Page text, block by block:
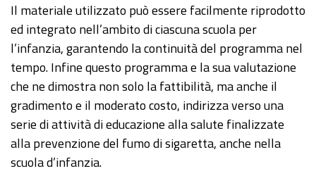
Il materiale utilizzato può essere facilmente riprodotto
ed integrato nell’ambito di ciascuna scuola per
l’infanzia, garantendo la continuità del programma nel
tempo. Infine questo programma e la sua valutazione
che ne dimostra non solo la fattibilità, ma anche il
gradimento e il moderato costo, indirizza verso una
serie di attività di educazione alla salute finalizzate
alla prevenzione del fumo di sigaretta, anche nella
scuola d’infanzia.